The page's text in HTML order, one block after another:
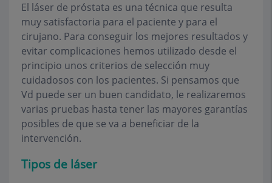
El láser de próstata es una técnica que resulta
muy satisfactoria para el paciente y para el
cirujano. Para conseguir los mejores resultados y
evitar complicaciones hemos utilizado desde el
principio unos criterios de selección muy
cuidadosos con los pacientes. Si pensamos que
Vd puede ser un buen candidato, le realizaremos
varias pruebas hasta tener las mayores garantías
posibles de que se va a beneficiar de la
intervención.
Tipos de láser